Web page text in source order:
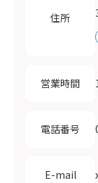
住所
営業時間
電話番号
E-mail